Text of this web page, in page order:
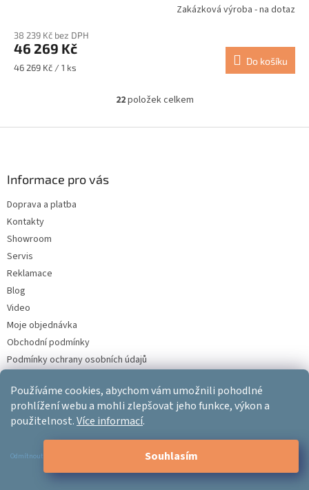
Používáme cookies, abychom vám umožnili pohodlné
prohlížení webu a mohli zlepšovat jeho funkce, výkon a
použitelnost.Více informací.
Odmítnout Souhlasím
Zakázková výroba - na dotaz
38 239 Kč bez DPH
46 269 Kč
Měrná
46 269 Kč / 1 ks
Do košíku
O
l
22položek celkem
Informace pro vás
Doprava a platba
Kontakty
Showroom
Servis
Reklamace
Blog
Video
Moje objednávka
Obchodní podmínky
Podmínky ochrany osobních údajů
Kontakt
@ergo-product.cz
+420 733 404 303
+420 608 983 095